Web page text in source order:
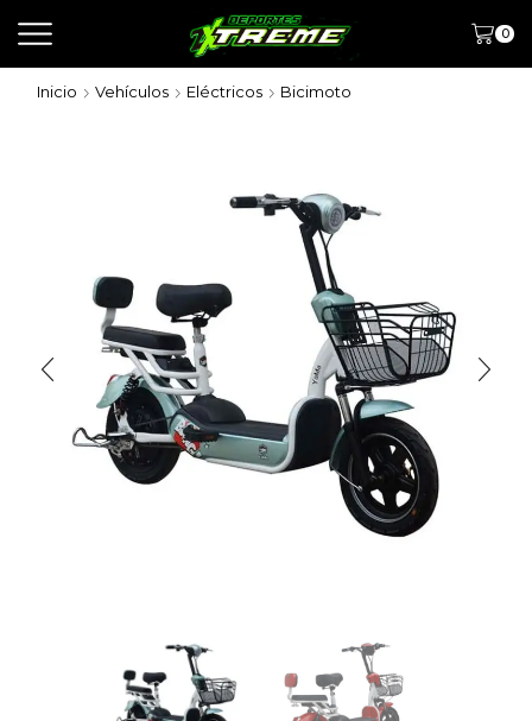
0
Inicio Vehículos Eléctricos Bicimoto